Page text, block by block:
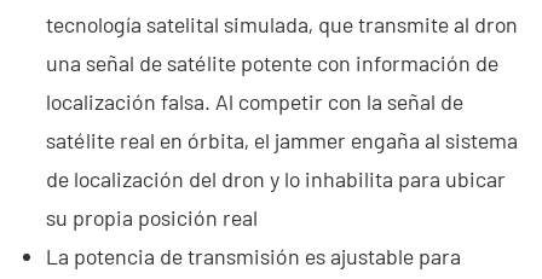
tecnología satelital simulada, que transmite al dron
una señal de satélite potente con información de
localización falsa. Al competir con la señal de
satélite real en órbita, el jammer engaña al sistema
de localización del dron y lo inhabilita para ubicar
su propia posición real
La potencia de transmisión es ajustable para